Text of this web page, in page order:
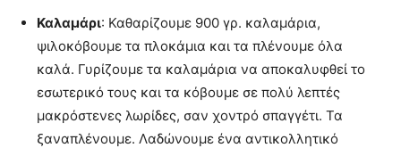
Καλαμάρι: Καθαρίζουμε 900 γρ. καλαμάρια,
ψιλοκόβουμε τα πλοκάμια και τα πλένουμε όλα
καλά. Γυρίζουμε τα καλαμάρια να αποκαλυφθεί το
εσωτερικό τους και τα κόβουμε σε πολύ λεπτές
μακρόστενες λωρίδες, σαν χοντρό σπαγγέτι. Τα
ξαναπλένουμε. Λαδώνουμε ένα αντικολλητικό